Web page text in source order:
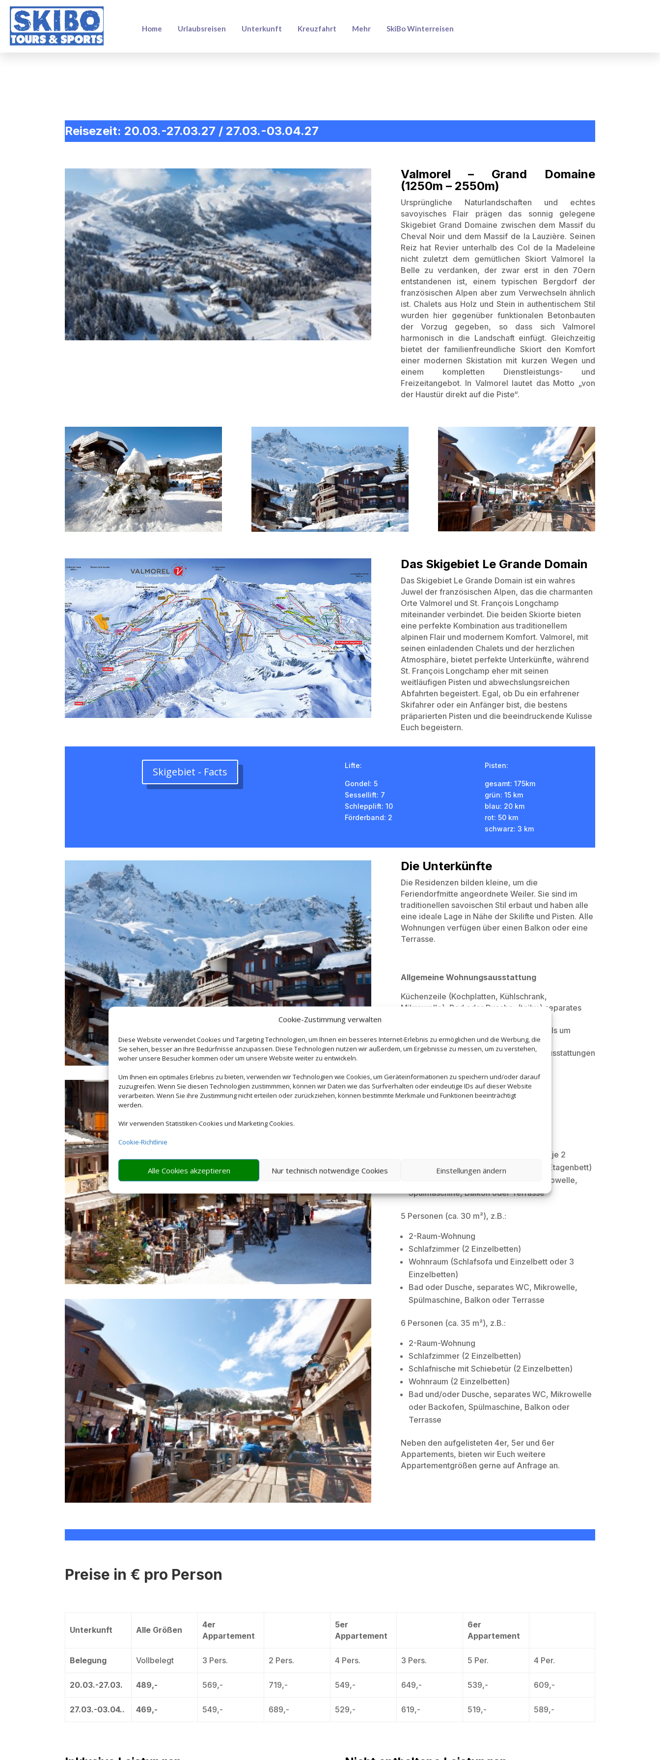
Cookie-Zustimmung verwalten
Diese Website verwendet Cookies und Targeting Technologien, um Ihnen ein besseres Internet-Erlebnis zu ermöglichen und die Werbung, die
Sie sehen, besser an Ihre Bedürfnisse anzupassen. Diese Technologien nutzen wir außerdem, um Ergebnisse zu messen, um zu verstehen,
woher unsere Besucher kommen oder um unsere Website weiter zu entwickeln.
Um Ihnen ein optimales Erlebnis zu bieten, verwenden wir Technologien wie Cookies, um Geräteinformationen zu speichern und/oder darauf
zuzugreifen. Wenn Sie diesen Technologien zustimmmen, können wir Daten wie das Surfverhalten oder eindeutige IDs auf dieser Website
verarbeiten. Wenn Sie ihre Zustimmung nicht erteilen oder zurückziehen, können bestimmte Merkmale und Funktionen beeinträchtigt
werden.
Wir verwenden Statistiken-Cookies und Marketing Cookies.
Cookie-Richtlinie
Alle Cookies akzeptieren Nur technisch notwendige Cookies Einstellungen ändern
Home Urlaubsreisen Unterkunft Kreuzfahrt Mehr SkiBo Winterreisen
Reisezeit: 20.03.-27.03.27 / 27.03.-03.04.27
Valmorel – Grand Domaine
(1250m – 2550m)
Ursprüngliche Naturlandschaften und echtes
savoyisches Flair prägen das sonnig gelegene
Skigebiet Grand Domaine zwischen dem Massif du
Cheval Noir und dem Massif de la Lauzière. Seinen
Reiz hat Revier unterhalb des Col de la Madeleine
nicht zuletzt dem gemütlichen Skiort Valmorel la
Belle zu verdanken, der zwar erst in den 70ern
entstandenen ist, einem typischen Bergdorf der
französischen Alpen aber zum Verwechseln ähnlich
ist. Chalets aus Holz und Stein in authentischem Stil
wurden hier gegenüber funktionalen Betonbauten
der Vorzug gegeben, so dass sich Valmorel
harmonisch in die Landschaft einfügt. Gleichzeitig
bietet der familienfreundliche Skiort den Komfort
einer modernen Skistation mit kurzen Wegen und
einem kompletten Dienstleistungs- und
Freizeitangebot. In Valmorel lautet das Motto „von
der Haustür direkt auf die Piste“.
Das Skigebiet Le Grande Domain
Das Skigebiet Le Grande Domain ist ein wahres
Juwel der französischen Alpen, das die charmanten
Orte Valmorel und St. François Longchamp
miteinander verbindet. Die beiden Skiorte bieten
eine perfekte Kombination aus traditionellem
alpinen Flair und modernem Komfort. Valmorel, mit
seinen einladenden Chalets und der herzlichen
Atmosphäre, bietet perfekte Unterkünfte, während
St. François Longchamp eher mit seinen
weitläufigen Pisten und abwechslungsreichen
Abfahrten begeistert. Egal, ob Du ein erfahrener
Skifahrer oder ein Anfänger bist, die bestens
präparierten Pisten und die beeindruckende Kulisse
Euch begeistern.
Skigebiet - Facts Lifte:
Gondel: 5
Sessellift: 7
Schlepplift: 10
Förderband: 2
Pisten:
gesamt: 175km
grün: 15 km
blau: 20 km
rot: 50 km
schwarz: 3 km
Die Unterkünfte
Die Residenzen bilden kleine, um die
Feriendorfmitte angeordnete Weiler. Sie sind im
traditionellen savoischen Stil erbaut und haben alle
eine ideale Lage in Nähe der Skilifte und Pisten. Alle
Wohnungen verfügen über einen Balkon oder eine
Terrasse.
Allgemeine Wohnungsausstattung
Küchenzeile (Kochplatten, Kühlschrank,
Mikrowelle), Bad oder Dusche, (teilw.) separates
Appartements handelt es sich größtenteils um
Privatwohnungen, weshalb gleiche
Appartementgrößen unterschiedliche Ausstattungen
Unterkunftstypen (Beispiele)
Wohnraum durch Schiebetür trennbar (je 2
Einzelbetten oder 2 Einzelbetten und Etagenbett)
Bad oder Dusche, separates WC, Mikrowelle,
Spülmaschine, Balkon oder Terrasse
5 Personen (ca. 30 m²), z.B.:
2-Raum-Wohnung
Schlafzimmer (2 Einzelbetten)
Wohnraum (Schlafsofa und Einzelbett oder 3
Einzelbetten)
Bad oder Dusche, separates WC, Mikrowelle,
Spülmaschine, Balkon oder Terrasse
6 Personen (ca. 35 m²), z.B.:
2-Raum-Wohnung
Schlafzimmer (2 Einzelbetten)
Schlafnische mit Schiebetür (2 Einzelbetten)
Wohnraum (2 Einzelbetten)
Bad und/oder Dusche, separates WC, Mikrowelle
oder Backofen, Spülmaschine, Balkon oder
Terrasse
Neben den aufgelisteten 4er, 5er und 6er
Appartements, bieten wir Euch weitere
Appartementgrößen gerne auf Anfrage an.
Preise in € pro Person
Unterkunft Alle Größen
4er
Appartement
5er
Appartement
6er
Appartement
Belegung Vollbelegt 3 Pers. 2 Pers. 4 Pers. 3 Pers. 5 Per. 4 Per.
20.03.-27.03. 489,- 569,- 719,- 549,- 649,- 539,- 609,-
27.03.-03.04.. 469,- 549,- 689,- 529,- 619,- 519,- 589,-